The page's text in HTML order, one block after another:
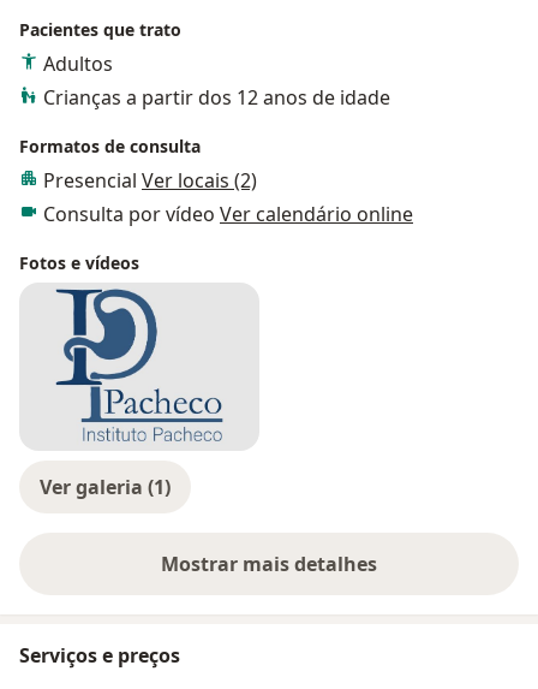
Pacientes que trato
Adultos
Crianças a partir dos 12 anos de idade
Formatos de consulta
Presencial Ver locais (2)
Consulta por vídeo Ver calendário online
Fotos e vídeos
Ver galeria (1)
Mostrar mais detalhes
sobre a experiência
Serviços e preços